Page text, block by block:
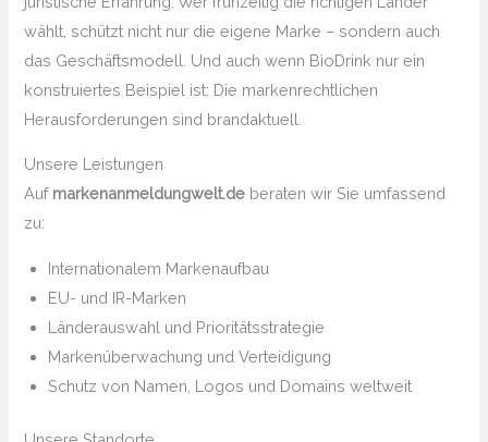
wählt, schützt nicht nur die eigene Marke – sondern auch
das Geschäftsmodell. Und auch wenn BioDrink nur ein
konstruiertes Beispiel ist: Die markenrechtlichen
Herausforderungen sind brandaktuell.
Unsere Leistungen
Auf markenanmeldungwelt.de beraten wir Sie umfassend
zu:
Internationalem Markenaufbau
EU- und IR-Marken
Länderauswahl und Prioritätsstrategie
Markenüberwachung und Verteidigung
Schutz von Namen, Logos und Domains weltweit